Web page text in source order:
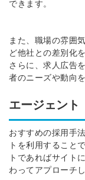
できます。
また、職場の雰囲
ど他社との差別化
さらに、求人広告
者のニーズや動向
エージェント
おすすめの採用手
トを利用すること
トであればサイト
わってアプローチ